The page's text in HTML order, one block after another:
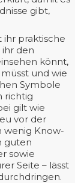
gibt,
praktische
ihr den
könnt,
und wie
Symbole
richtig
gilt wie
vor der
wenig Know-
guten
sowie
Seite – lässt